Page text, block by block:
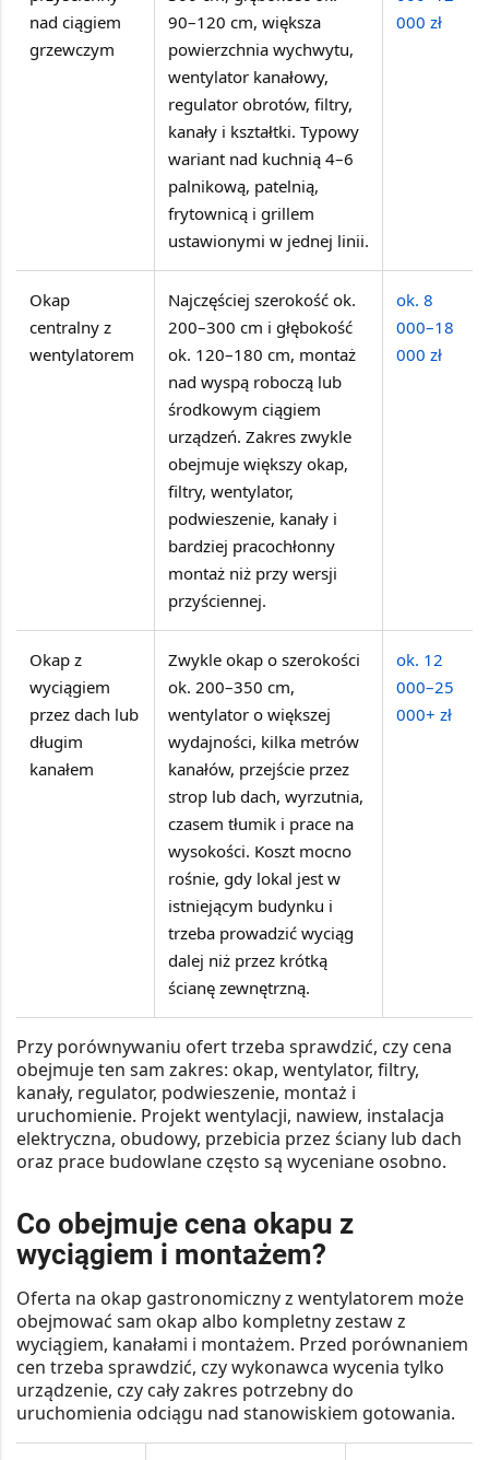
nad ciągiem
grzewczym
90–120 cm, większa
powierzchnia wychwytu,
wentylator kanałowy,
regulator obrotów, filtry,
kanały i kształtki. Typowy
wariant nad kuchnią 4–6
palnikową, patelnią,
frytownicą i grillem
ustawionymi w jednej linii.
000 zł
Okap
centralny z
wentylatorem
Najczęściej szerokość ok.
200–300 cm i głębokość
ok. 120–180 cm, montaż
nad wyspą roboczą lub
środkowym ciągiem
urządzeń. Zakres zwykle
obejmuje większy okap,
filtry, wentylator,
podwieszenie, kanały i
bardziej pracochłonny
montaż niż przy wersji
przyściennej.
ok. 8
000–18
000 zł
Okap z
wyciągiem
przez dach lub
długim
kanałem
Zwykle okap o szerokości
ok. 200–350 cm,
wentylator o większej
wydajności, kilka metrów
kanałów, przejście przez
strop lub dach, wyrzutnia,
czasem tłumik i prace na
wysokości. Koszt mocno
rośnie, gdy lokal jest w
istniejącym budynku i
trzeba prowadzić wyciąg
dalej niż przez krótką
ścianę zewnętrzną.
ok. 12
000–25
000+ zł
Przy porównywaniu ofert trzeba sprawdzić, czy cena
obejmuje ten sam zakres: okap, wentylator, filtry,
kanały, regulator, podwieszenie, montaż i
uruchomienie. Projekt wentylacji, nawiew, instalacja
elektryczna, obudowy, przebicia przez ściany lub dach
oraz prace budowlane często są wyceniane osobno.
Co obejmuje cena okapu z
wyciągiem i montażem?
Oferta na okap gastronomiczny z wentylatorem może
obejmować sam okap albo kompletny zestaw z
wyciągiem, kanałami i montażem. Przed porównaniem
cen trzeba sprawdzić, czy wykonawca wycenia tylko
urządzenie, czy cały zakres potrzebny do
uruchomienia odciągu nad stanowiskiem gotowania.